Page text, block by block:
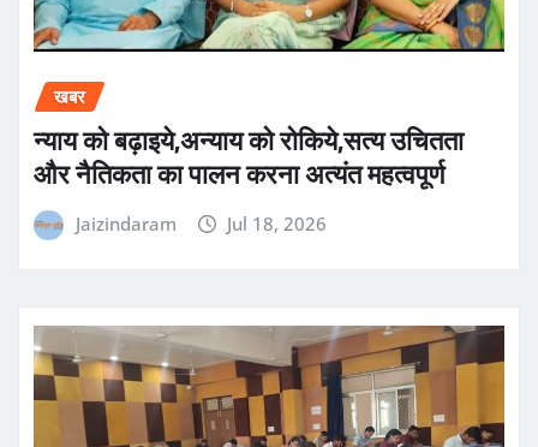
खबर
न्याय को बढ़ाइये,अन्याय को रोकिये,सत्य उचितता
और नैतिकता का पालन करना अत्यंत महत्वपूर्ण
Jaizindaram Jul 18, 2026